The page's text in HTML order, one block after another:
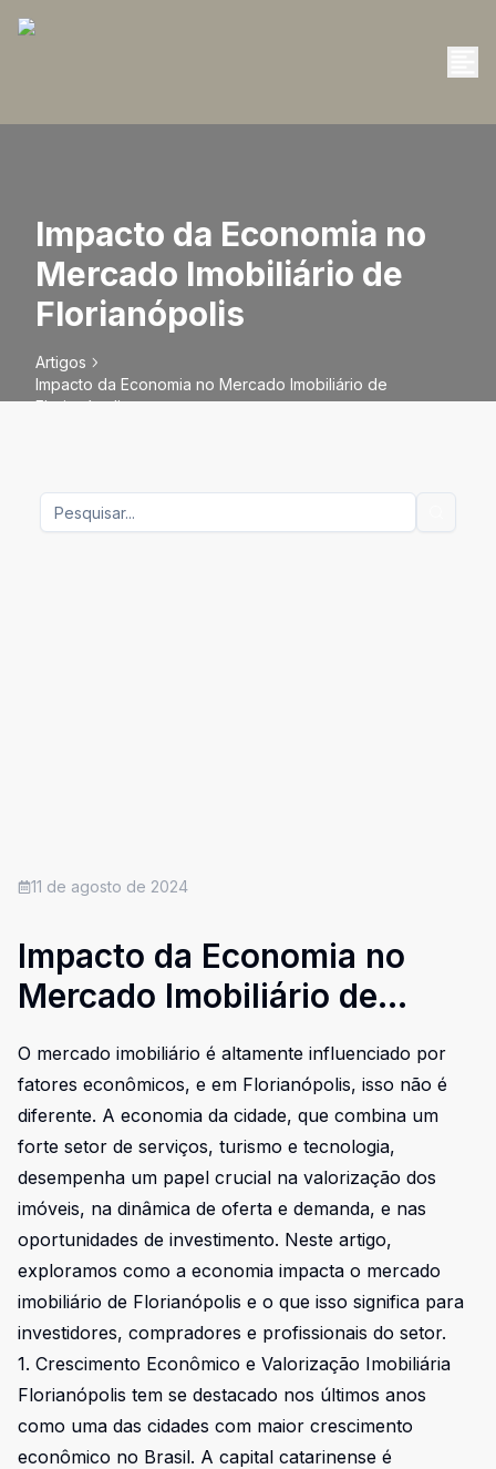
Impacto da Economia no
Mercado Imobiliário de
Florianópolis
Artigos
Impacto da Economia no Mercado Imobiliário de
Florianópolis
11 de agosto de 2024
Impacto da Economia no
Mercado Imobiliário de
Florianópolis
O mercado imobiliário é altamente influenciado por
fatores econômicos, e em Florianópolis, isso não é
diferente. A economia da cidade, que combina um
forte setor de serviços, turismo e tecnologia,
desempenha um papel crucial na valorização dos
imóveis, na dinâmica de oferta e demanda, e nas
oportunidades de investimento. Neste artigo,
exploramos como a economia impacta o mercado
imobiliário de Florianópolis e o que isso significa para
investidores, compradores e profissionais do setor.
1. Crescimento Econômico e Valorização Imobiliária
Florianópolis tem se destacado nos últimos anos
como uma das cidades com maior crescimento
econômico no Brasil. A capital catarinense é